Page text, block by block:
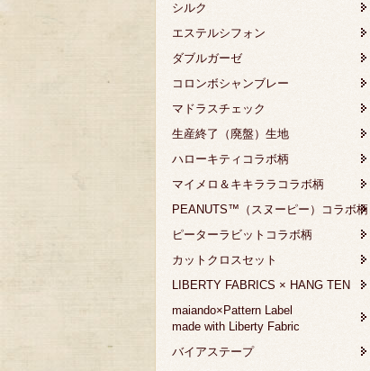
シルク
エステルシフォン
ダブルガーゼ
コロンボシャンブレー
マドラスチェック
生産終了（廃盤）生地
ハローキティコラボ柄
マイメロ＆キキララコラボ柄
PEANUTS™（スヌーピー）コラボ柄
ピーターラビットコラボ柄
カットクロスセット
LIBERTY FABRICS × HANG TEN
maiando×Pattern Label
made with Liberty Fabric
バイアステープ